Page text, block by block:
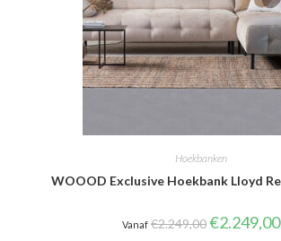
Hoekbanken
WOOOD Exclusive Hoekbank Lloyd
Vanaf €2.249,00
prijs
€2.249,00